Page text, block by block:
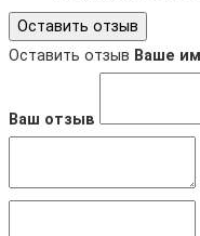
Оставить отзыв
Оставить отзыв Ваше
Ваш отзыв